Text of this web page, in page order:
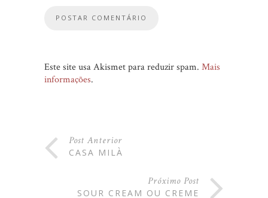
Este site usa Akismet para reduzir spam. Mais
informações.
Post Anterior
CASA MILÀ
Próximo Post
SOUR CREAM OU CREME